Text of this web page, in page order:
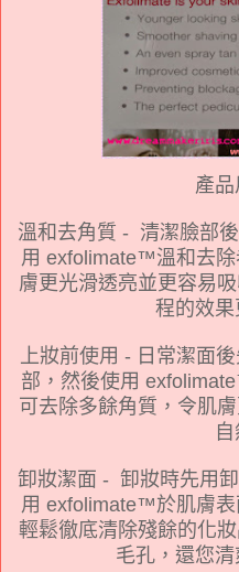
產品
溫和去角質 - 清潔臉部
用 exfolimate™溫和去
膚更光滑透亮並更容易
程的效果
上妝前使用 - 日常潔面
部，然後使用
可去除多餘角質，令肌
自
卸妝潔面 - 卸妝時先用
用 exfolimate™於肌膚
輕鬆徹底清除殘餘的化
毛孔，還您清